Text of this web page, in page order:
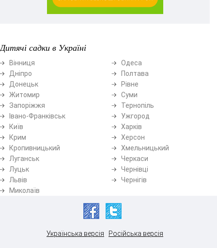
Дитячі садки в Україні
Вінниця
Дніпро
Донецьк
Житомир
Запоріжжя
Івано-Франківськ
Київ
Крим
Кропивницький
Луганськ
Луцьк
Львів
Миколаїв
Одеса
Полтава
Рівне
Суми
Тернопіль
Ужгород
Харків
Херсон
Хмельницький
Черкаси
Чернівці
Чернігів
Українська версія Російська версія